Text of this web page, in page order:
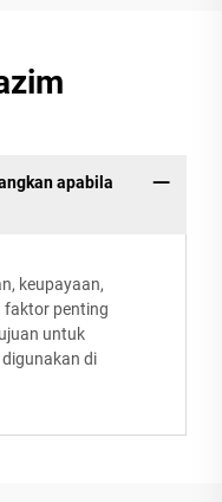
apabila
keupayaan,
faktor penting
untuk
di